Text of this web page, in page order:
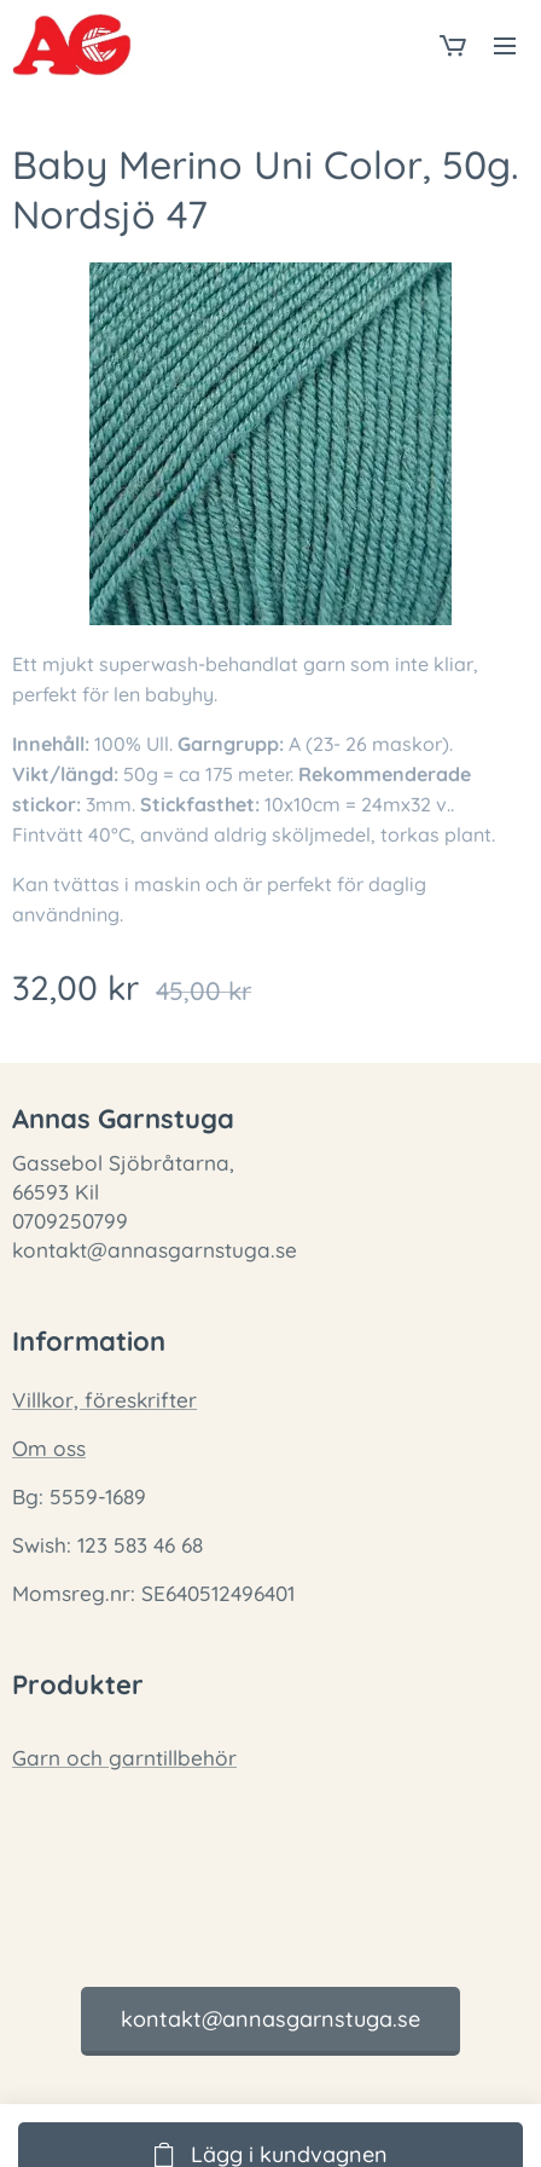
Baby Merino Uni Color, 50g.
Nordsjö 47
Ett mjukt superwash-behandlat garn som inte kliar,
perfekt för len babyhy.
Innehåll: 100% Ull. Garngrupp: A (23- 26 maskor).
Vikt/längd: 50g = ca 175 meter. Rekommenderade
stickor: 3mm. Stickfasthet: 10x10cm = 24mx32 v..
Fintvätt 40°C, använd aldrig sköljmedel, torkas plant.
Kan tvättas i maskin och är perfekt för daglig
användning.
32,00 kr 45,00kr
Lägg i kundvagnen
Annas Garnstuga
Gassebol Sjöbråtarna,
66593 Kil
0709250799
kontakt@annasgarnstuga.se
Information
Villkor, föreskrifter
Om oss
Bg: 5559-1689
Swish: 123 583 46 68
Momsreg.nr: SE640512496401
Produkter
Garn och garntillbehör
kontakt@annasgarnstuga.se